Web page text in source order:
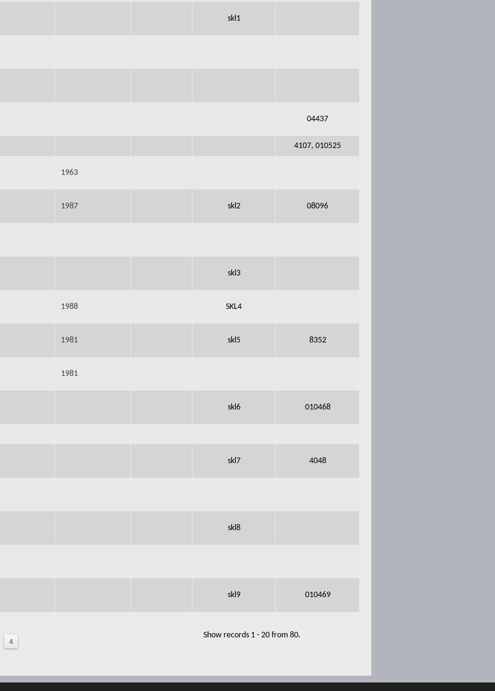
skl1
04437
4107, 010525
1963
1987 skl2 08096
skl3
1988 SKL4
1981 skl5 8352
1981
skl6 010468
skl7 4048
skl8
skl9 010469
4
Show records 1 - 20 from 80.